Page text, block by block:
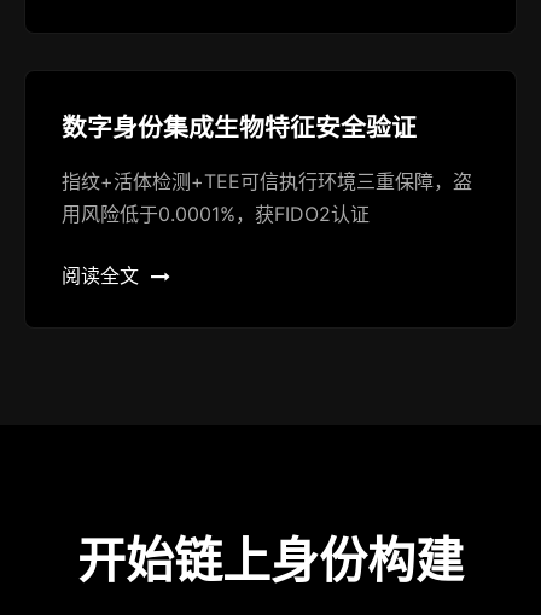
数字身份集成生物特征安全验证
指纹+活体检测+TEE可信执行环境三重保障，盗
用风险低于0.0001%，获FIDO2认证
阅读全文
开始链上身份构建